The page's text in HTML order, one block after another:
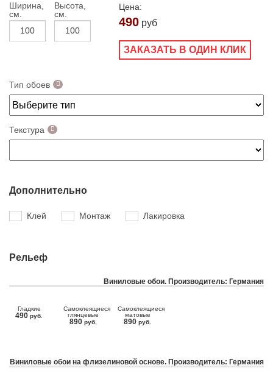
Ширина,
см.
Высота,
см.
Цена:
490 руб
ЗАКАЗАТЬ В ОДИН КЛИК
Тип обоев
Текстура
Дополнительно
Клей Монтаж Лакировка
Рельеф
Виниловые обои. Производитель: Германия
Гладкие
490 руб.
Самоклеящиеся
глянцевые
890 руб.
Самоклеящиеся
матовые
890 руб.
Виниловые обои на флизелиновой основе. Производитель: Германия